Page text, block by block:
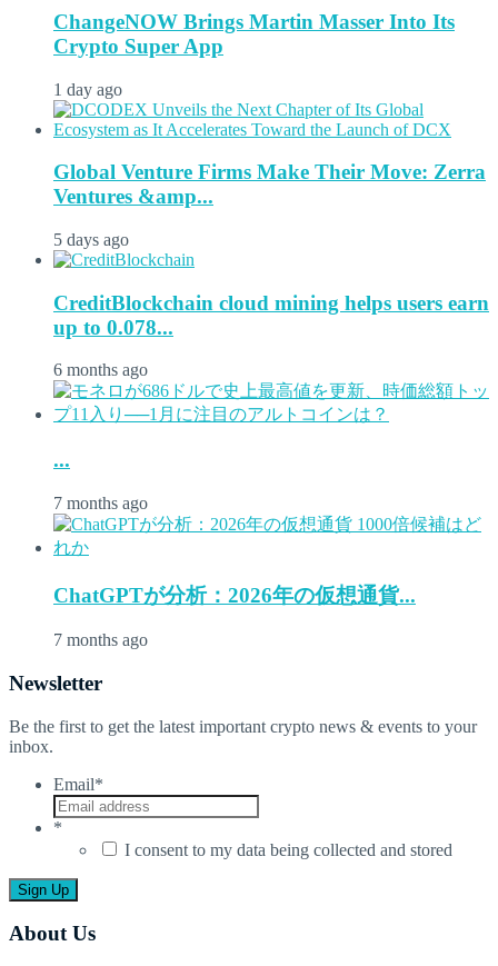
ChangeNOW Brings Martin Masser Into Its
Crypto Super App
1 day ago
Global Venture Firms Make Their Move: Zerra
Ventures &amp...
5 days ago
CreditBlockchain cloud mining helps users earn
up to 0.078...
6 months ago
...
7 months ago
ChatGPTが分析：2026年の仮想通貨...
7 months ago
Newsletter
Be the first to get the latest important crypto news & events to your
inbox.
Email*
*
I consent to my data being collected and stored
About Us